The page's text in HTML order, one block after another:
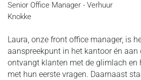
Senior Office Manager - Verhuur
Knokke
Laura, onze front office manager, is
aanspreekpunt in het kantoor én aan
ontvangt klanten met de glimlach en
met hun eerste vragen. Daarnaast